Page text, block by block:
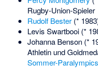
Rugby-Union-Spieler
Rudolf Bester(*
Levis Swartbooi(*
Johanna Benson(*
Athletin und
Sommer-